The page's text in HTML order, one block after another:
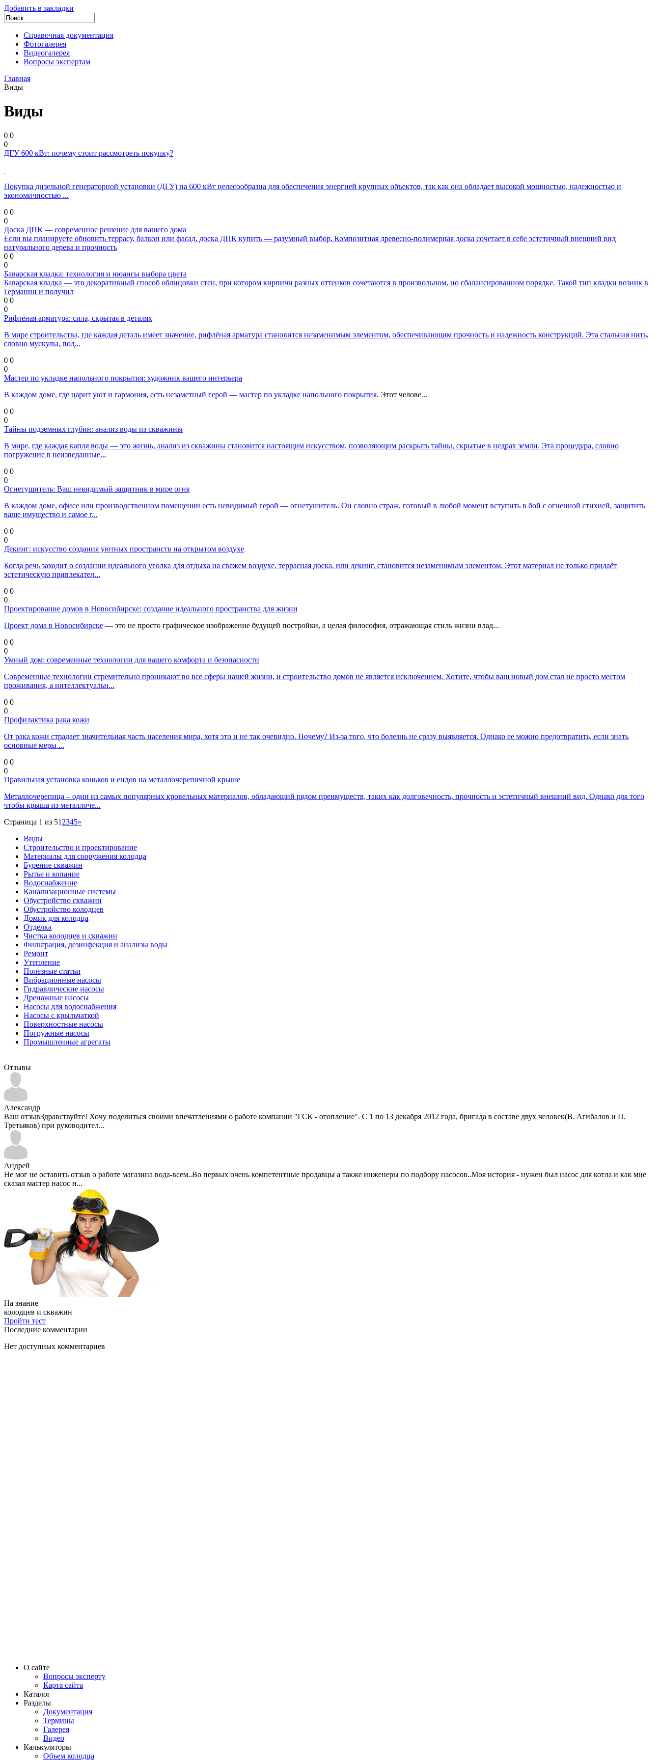
Добавить в закладки
Справочная документация
Фотогалерея
Видеогалерея
Вопросы экспертам
Главная
Виды
Виды
0 0
0
ДГУ 600 кВт: почему стоит рассмотреть покупку?
Покупка дизельной генераторной установки (ДГУ) на 600 кВт целесообразна для обеспечения энергией крупных объектов, так как она обладает высокой мощностью, надежностью и
экономичностью ...
0 0
0
Доска ДПК — современное решение для вашего дома
Если вы планируете обновить террасу, балкон или фасад, доска ДПК купить — разумный выбор. Композитная древесно-полимерная доска сочетает в себе эстетичный внешний вид
натурального дерева и прочность
0 0
0
Баварская кладка: технология и нюансы выбора цвета
Баварская кладка — это декоративный способ облицовки стен, при котором кирпичи разных оттенков сочетаются в произвольном, но сбалансированном порядке. Такой тип кладки возник в
Германии и получил
0 0
0
Рифлёная арматура: сила, скрытая в деталях
В мире строительства, где каждая деталь имеет значение, рифлёная арматура становится незаменимым элементом, обеспечивающим прочность и надежность конструкций. Эта стальная нить,
словно мускулы, под...
0 0
0
Мастер по укладке напольного покрытия: художник вашего интерьера
В каждом доме, где царит уют и гармония, есть незаметный герой — мастер по укладке напольного покрытия. Этот челове...
0 0
0
Тайны подземных глубин: анализ воды из скважины
В мире, где каждая капля воды — это жизнь, анализ из скважины становится настоящим искусством, позволяющим раскрыть тайны, скрытые в недрах земли. Эта процедура, словно
погружение в неизведанные...
0 0
0
Огнетушитель: Ваш невидимый защитник в мире огня
В каждом доме, офисе или производственном помещении есть невидимый герой — огнетушитель. Он словно страж, готовый в любой момент вступить в бой с огненной стихией, защитить
ваше имущество и самое г...
0 0
0
Декинг: искусство создания уютных пространств на открытом воздухе
Когда речь заходит о создании идеального уголка для отдыха на свежем воздухе, террасная доска, или декинг, становится незаменимым элементом. Этот материал не только придаёт
эстетическую привлекател...
0 0
0
Проектирование домов в Новосибирске: создание идеального пространства для жизни
Проект дома в Новосибирске — это не просто графическое изображение будущей постройки, а целая философия, отражающая стиль жизни влад...
0 0
0
Умный дом: современные технологии для вашего комфорта и безопасности
Современные технологии стремительно проникают во все сферы нашей жизни, и строительство домов не является исключением. Хотите, чтобы ваш новый дом стал не просто местом
проживания, а интеллектуальн...
0 0
0
Профилактика рака кожи
От рака кожи страдает значительная часть населения мира, хотя это и не так очевидно. Почему? Из-за того, что болезнь не сразу выявляется. Однако ее можно предотвратить, если знать
основные меры ...
0 0
0
Правильная установка коньков и ендов на металлочерепичной крыше
Металлочерепица – один из самых популярных кровельных материалов, обладающий рядом преимуществ, таких как долговечность, прочность и эстетичный внешний вид. Однако для того
чтобы крыша из металлоче...
Страница 1 из 51 2345»
Виды
Строительство и проектирование
Материалы для сооружения колодца
Бурение скважин
Рытье и копание
Водоснабжение
Канализационные системы
Обустройство скважин
Обустройство колодцев
Домик для колодца
Отделка
Чистка колодцев и скважин
Фильтрация, дезинфекция и анализы воды
Ремонт
Утепление
Полезные статьи
Вибрационные насосы
Гидравлические насосы
Дренажные насосы
Насосы для водоснабжения
Насосы с крыльчаткой
Поверхностные насосы
Погружные насосы
Промышленные агрегаты
Отзывы
Александр
Ваш отзывЗдравствуйте! Хочу поделиться своими впечатлениями о работе компании "ГСК - отопление". С 1 по 13 декабря 2012 года, бригада в составе двух человек(В. Агибалов и П.
Третьяков) при руководител...
Андрей
Не мог не оставить отзыв о работе магазина вода-всем..Во первых очень компетентные продавцы а также инженеры по подбору насосов..Моя история - нужен был насос для котла и как мне
сказал мастер насос н...
На знание
колодцев и скважин
Пройти тест
Последние комментарии
Нет доступных комментариев
О сайте
Вопросы эксперту
Карта сайта
Каталог
Разделы
Документация
Термины
Галерея
Видео
Калькуляторы
Объем колодца